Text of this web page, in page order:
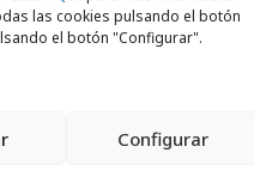
las cookies pulsando el botón
el botón "Configurar".
Configurar